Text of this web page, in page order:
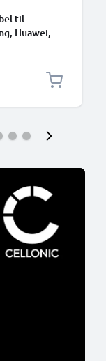
til
Huawei,